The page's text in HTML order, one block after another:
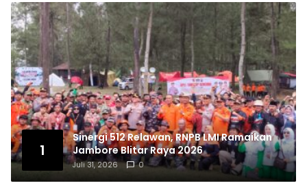
1
Sinergi 512 Relawan, RNPB LMI Ramaikan
Jambore Blitar Raya 2026
Juli 31, 2026 0